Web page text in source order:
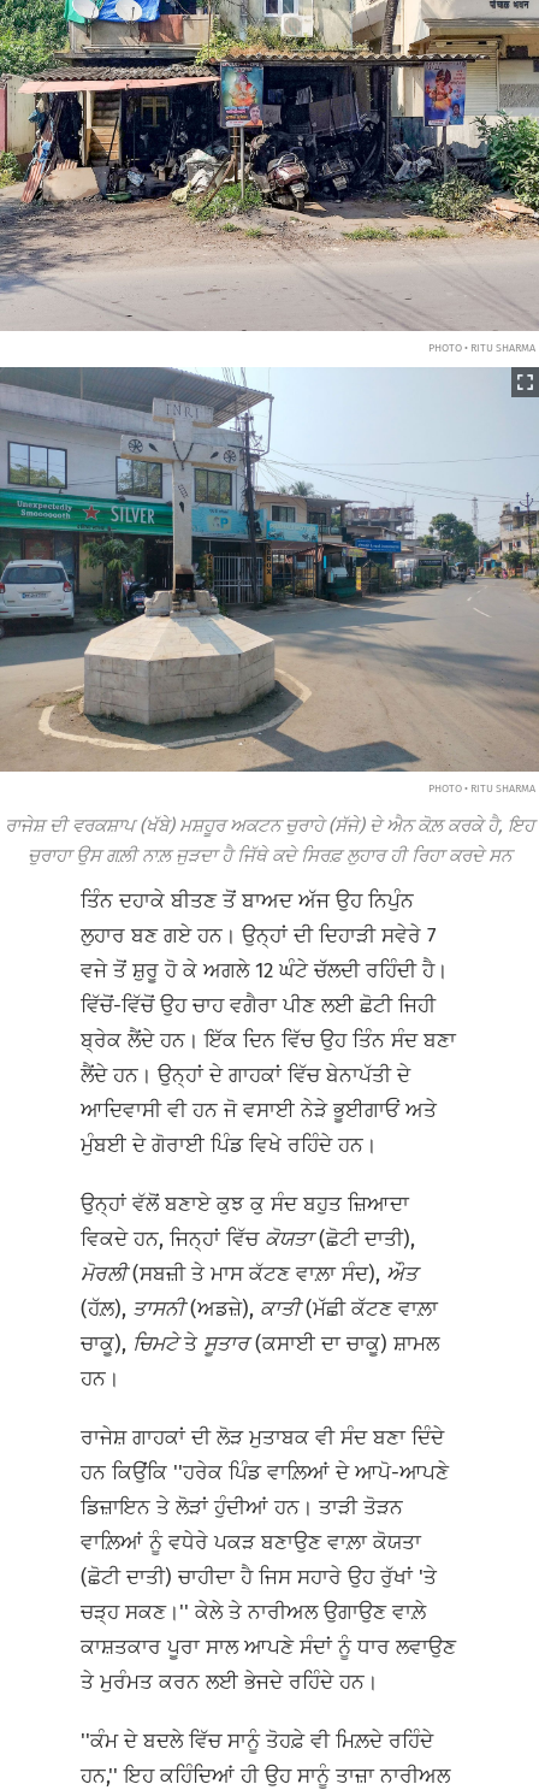
PHOTO • RITU SHARMA
PHOTO • RITU SHARMA
ਰਾਜੇਸ਼ ਦੀ ਵਰਕਸ਼ਾਪ (ਖੱਬੇ) ਮਸ਼ਹੂਰ ਅਕਟਨ ਚੁਰਾਹੇ (ਸੱਜੇ) ਦੇ ਐਨ ਕੋਲ਼ ਕਰਕੇ ਹੈ, ਇਹ
ਚੁਰਾਹਾ ਉਸ ਗਲ਼ੀ ਨਾਲ਼ ਜੁੜਦਾ ਹੈ ਜਿੱਥੇ ਕਦੇ ਸਿਰਫ਼ ਲੁਹਾਰ ਹੀ ਰਿਹਾ ਕਰਦੇ ਸਨ
ਤਿੰਨ ਦਹਾਕੇ ਬੀਤਣ ਤੋਂ ਬਾਅਦ ਅੱਜ ਉਹ ਨਿਪੁੰਨ
ਲੁਹਾਰ ਬਣ ਗਏ ਹਨ। ਉਨ੍ਹਾਂ ਦੀ ਦਿਹਾੜੀ ਸਵੇਰੇ 7
ਵਜੇ ਤੋਂ ਸ਼ੁਰੂ ਹੋ ਕੇ ਅਗਲੇ 12 ਘੰਟੇ ਚੱਲਦੀ ਰਹਿੰਦੀ ਹੈ।
ਵਿੱਚੋਂ-ਵਿੱਚੋਂ ਉਹ ਚਾਹ ਵਗੈਰਾ ਪੀਣ ਲਈ ਛੋਟੀ ਜਿਹੀ
ਬ੍ਰੇਕ ਲੈਂਦੇ ਹਨ। ਇੱਕ ਦਿਨ ਵਿੱਚ ਉਹ ਤਿੰਨ ਸੰਦ ਬਣਾ
ਲੈਂਦੇ ਹਨ। ਉਨ੍ਹਾਂ ਦੇ ਗਾਹਕਾਂ ਵਿੱਚ ਬੇਨਾਪੱਤੀ ਦੇ
ਆਦਿਵਾਸੀ ਵੀ ਹਨ ਜੋ ਵਸਾਈ ਨੇੜੇ ਭੂਈਗਾਓਂ ਅਤੇ
ਮੁੰਬਈ ਦੇ ਗੋਰਾਈ ਪਿੰਡ ਵਿਖੇ ਰਹਿੰਦੇ ਹਨ।
ਉਨ੍ਹਾਂ ਵੱਲੋਂ ਬਣਾਏ ਕੁਝ ਕੁ ਸੰਦ ਬਹੁਤ ਜ਼ਿਆਦਾ
ਵਿਕਦੇ ਹਨ, ਜਿਨ੍ਹਾਂ ਵਿੱਚ ਕੋਯਤਾ(ਛੋਟੀ ਦਾਤੀ),
ਮੋਰਲੀ(ਸਬਜ਼ੀ ਤੇ ਮਾਸ ਕੱਟਣ ਵਾਲ਼ਾ ਸੰਦ), ਔਤ
(ਹੱਲ਼), ਤਾਸਨੀ(ਅਡਜ਼ੇ), ਕਾਤੀ(ਮੱਛੀ ਕੱਟਣ ਵਾਲ਼ਾ
ਚਾਕੂ), ਚਿਮਟੇਤੇ ਸੂਤਾਰ(ਕਸਾਈ ਦਾ ਚਾਕੂ) ਸ਼ਾਮਲ
ਹਨ।
ਰਾਜੇਸ਼ ਗਾਹਕਾਂ ਦੀ ਲੋੜ ਮੁਤਾਬਕ ਵੀ ਸੰਦ ਬਣਾ ਦਿੰਦੇ
ਹਨ ਕਿਉਂਕਿ ''ਹਰੇਕ ਪਿੰਡ ਵਾਲ਼ਿਆਂ ਦੇ ਆਪੋ-ਆਪਣੇ
ਡਿਜ਼ਾਇਨ ਤੇ ਲੋੜਾਂ ਹੁੰਦੀਆਂ ਹਨ। ਤਾੜੀ ਤੋੜਨ
ਵਾਲ਼ਿਆਂ ਨੂੰ ਵਧੇਰੇ ਪਕੜ ਬਣਾਉਣ ਵਾਲ਼ਾ ਕੋਯਤਾ
(ਛੋਟੀ ਦਾਤੀ) ਚਾਹੀਦਾ ਹੈ ਜਿਸ ਸਹਾਰੇ ਉਹ ਰੁੱਖਾਂ 'ਤੇ
ਚੜ੍ਹ ਸਕਣ।'' ਕੇਲੇ ਤੇ ਨਾਰੀਅਲ ਉਗਾਉਣ ਵਾਲ਼ੇ
ਕਾਸ਼ਤਕਾਰ ਪੂਰਾ ਸਾਲ ਆਪਣੇ ਸੰਦਾਂ ਨੂੰ ਧਾਰ ਲਵਾਉਣ
ਤੇ ਮੁਰੰਮਤ ਕਰਨ ਲਈ ਭੇਜਦੇ ਰਹਿੰਦੇ ਹਨ।
''ਕੰਮ ਦੇ ਬਦਲੇ ਵਿੱਚ ਸਾਨੂੰ ਤੋਹਫ਼ੇ ਵੀ ਮਿਲ਼ਦੇ ਰਹਿੰਦੇ
ਹਨ,'' ਇਹ ਕਹਿੰਦਿਆਂ ਹੀ ਉਹ ਸਾਨੂੰ ਤਾਜ਼ਾ ਨਾਰੀਅਲ